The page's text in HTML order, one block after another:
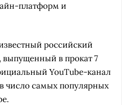
платформ и
российский
в прокат 7
YouTube-канал
число самых популярных